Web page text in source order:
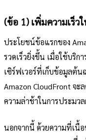
(ข้อ 1) เพิ่มความเร็ว
ประโยชน์ข้อแรกของ
รวดเร็วยิ่งขึ้น เมื่อใช้บริก
เซิร์ฟเวอร์ที่เก็บข้อมูลต้น
Amazon CloudFront จ
ความล่าช้าในการประมว
นอกจากนี้ ด้วยความที่เนื้อ